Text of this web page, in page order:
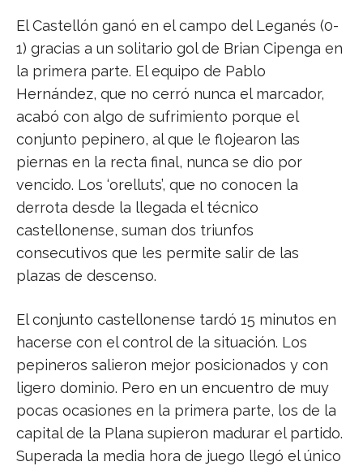
El Castellón ganó en el campo del Leganés (0-
1) gracias a un solitario gol de Brian Cipenga en
la primera parte. El equipo de Pablo
Hernández, que no cerró nunca el marcador,
acabó con algo de sufrimiento porque el
conjunto pepinero, al que le flojearon las
piernas en la recta final, nunca se dio por
vencido. Los ‘orelluts’, que no conocen la
derrota desde la llegada el técnico
castellonense, suman dos triunfos
consecutivos que les permite salir de las
plazas de descenso.
El conjunto castellonense tardó 15 minutos en
hacerse con el control de la situación. Los
pepineros salieron mejor posicionados y con
ligero dominio. Pero en un encuentro de muy
pocas ocasiones en la primera parte, los de la
capital de la Plana supieron madurar el partido.
Superada la media hora de juego llegó el único